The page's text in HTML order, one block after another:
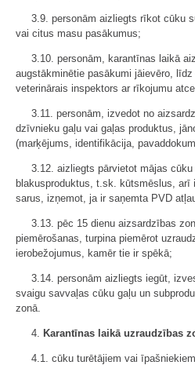
3.9. personām aizliegts rīkot cūku
vai citus masu pasākumus;
3.10. personām, karantīnas laikā
augstākminētie pasākumi jāievēro,
veterinārais inspektors ar rīkojumu
3.11. personām, izvedot no
dzīvnieku gaļu vai gaļas produktus,
(marķējums, identifikācija,
3.12. aizliegts pārvietot mājas
blakusproduktus, t.sk. kūtsmēslus, arī
sarus, izņemot, ja ir saņemta PVD
3.13. pēc 15 dienu aizsardzības
piemērošanas, turpina piemērot
ierobežojumus, kamēr tie ir spēkā;
3.14. personām aizliegts iegūt,
svaigu savvaļas cūku gaļu un
zonā.
4. Karantīnas laikā uzraudzības
4.1. cūku turētājiem vai